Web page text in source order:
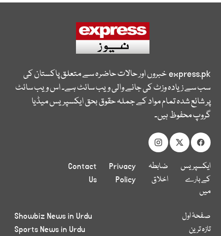
express.pkخبروں اور حالات حاضرہ سے متعلق پاکستان کی
سب سے زیادہ وزٹ کی جانے والی ویب سائٹ ہے۔ اس ویب سائٹ
پر شائع شدہ تمام مواد کے جملہ حقوق بحق ایکسپریس میڈیا
گروپ محفوظ ہیں۔
ایکسپریس
کے بارے
میں
ضابطہ
اخلاق
Privacy
Policy
Contact
Us
صفحۂ اول
تازہ ترین
Showbiz News in Urdu
Sports News in Urdu